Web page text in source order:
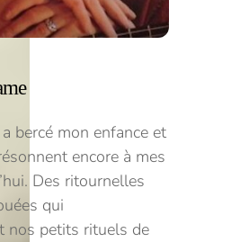
bercé mon enfance et
encore à mes
Des ritournelles
qui
nos petits rituels de